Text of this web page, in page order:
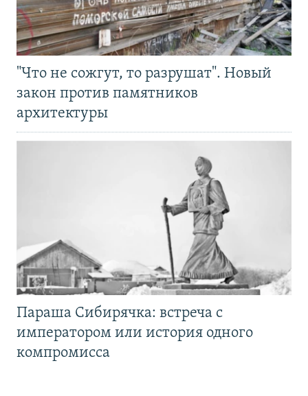
"Что не сожгут, то разрушат". Новый
закон против памятников
архитектуры
Параша Сибирячка: встреча с
императором или история одного
компромисса